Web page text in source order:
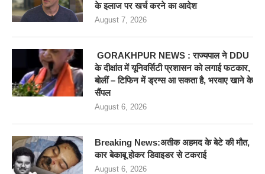
के इलाज पर खर्च करने का आदेश
August 7, 2026
GORAKHPUR NEWS : राज्यपाल ने DDU
के दीक्षांत में यूनिवर्सिटी प्रशासन को लगाई फटकार,
बोलीं – टिफिन में ड्रग्स आ सकता है, भरवाए खाने के
सैंपल
August 6, 2026
Breaking News:अतीक अहमद के बेटे की मौत,
कार बेकाबू होकर डिवाइडर से टकराई
August 6, 2026